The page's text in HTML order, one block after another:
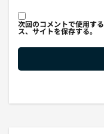
次回のコメントで使用す
ス、サイトを保存する。